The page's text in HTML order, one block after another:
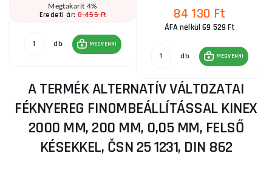
Megtakarít 4%
Eredeti ár:8 455 Ft
db MEGVENNI
84 130 Ft
ÁFA nélkül 69 529 Ft
db MEGVENNI
A TERMÉK ALTERNATÍV VÁLTOZATAI
FÉKNYEREG FINOMBEÁLLÍTÁSSAL KINEX
2000 MM, 200 MM, 0,05 MM, FELSŐ
KÉSEKKEL, ČSN 25 1231, DIN 862